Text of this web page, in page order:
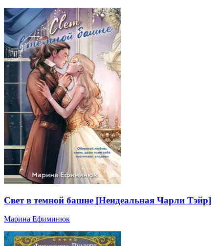
Свет в темной башне [Неидеальная Чарли Тэйр]
Марина Ефиминюк